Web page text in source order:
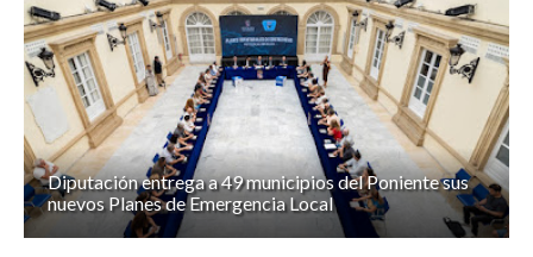
Diputación entrega a 49 municipios del Poniente sus
nuevos Planes de Emergencia Local